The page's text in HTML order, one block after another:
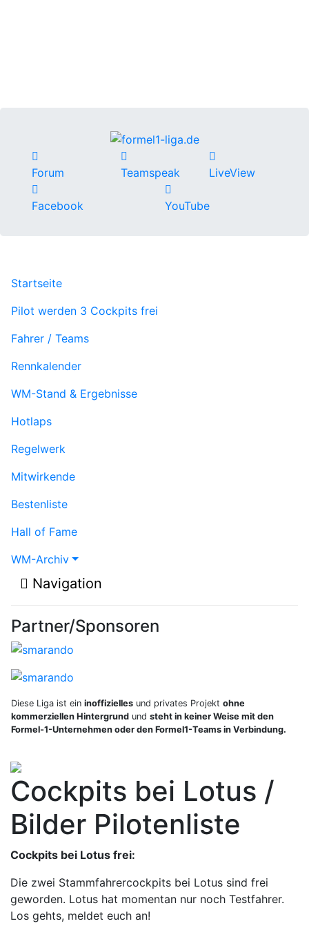
Forum Teamspeak LiveView
Facebook YouTube
Startseite
Pilot werden 3 Cockpits frei
Fahrer / Teams
Rennkalender
WM-Stand & Ergebnisse
Hotlaps
Regelwerk
Mitwirkende
Bestenliste
Hall of Fame
WM-Archiv
Navigation
Partner/Sponsoren
Diese Liga ist ein inoffizielles und privates Projekt ohne
kommerziellen Hintergrund und steht in keiner Weise mit den
Formel-1-Unternehmen oder den Formel1-Teams in Verbindung.
Cockpits bei Lotus /
Bilder Pilotenliste
Cockpits bei Lotus frei:
Die zwei Stammfahrercockpits bei Lotus sind frei
geworden. Lotus hat momentan nur noch Testfahrer.
Los gehts, meldet euch an!